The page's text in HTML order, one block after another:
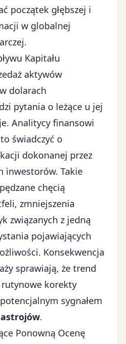
początek głębszej i
w globalnej
Kapitału
aktywów
dolarach
pytania o leżące u jej
Analitycy finansowi
świadczyć o
dokonanej przez
inwestorów. Takie
chęcią
zmniejszenia
związanych z jedną
pojawiających
Konsekwencja
sprawiają, że trend
korekty
sygnałem
.
Ponowną Ocenę